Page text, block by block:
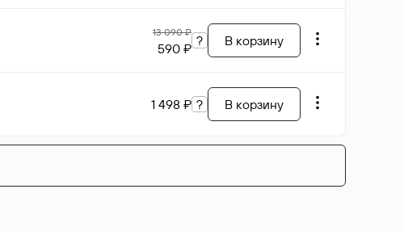
13 090 ₽
590 ₽ ? В корзину
1 498 ₽ ? В корзину